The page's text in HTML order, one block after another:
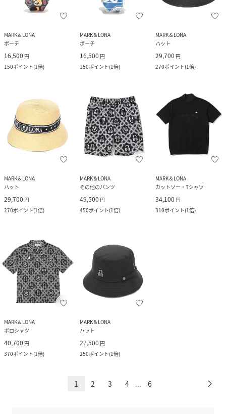
MARK＆LONA
ポーチ
16,500 円
150ポイント(1倍)
MARK＆LONA
ポーチ
16,500 円
150ポイント(1倍)
MARK＆LONA
ハット
29,700 円
270ポイント(1倍)
MARK＆LONA
ハット
29,700 円
270ポイント(1倍)
MARK＆LONA
その他のパンツ
49,500 円
450ポイント(1倍)
MARK＆LONA
カットソー・Tシャツ
34,100 円
310ポイント(1倍)
MARK＆LONA
ポロシャツ
40,700 円
370ポイント(1倍)
MARK＆LONA
ハット
27,500 円
250ポイント(1倍)
1 2 3 4 ... 6